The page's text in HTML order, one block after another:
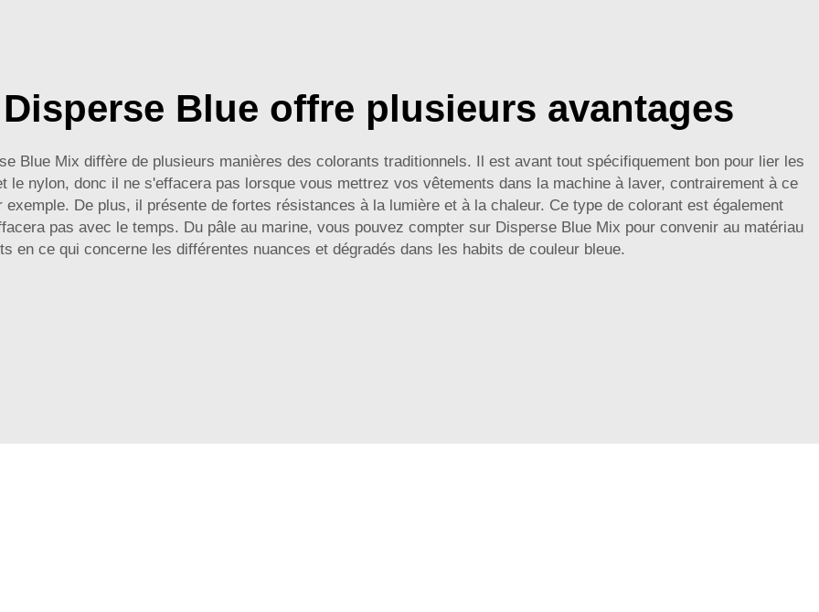
Blue offre plusieurs avantages
Blue Mix diffère de plusieurs manières des colorants traditionnels. Il est avant tout spécifiquement bon pour lier les
le nylon, donc il ne s'effacera pas lorsque vous mettrez vos vêtements dans la machine à laver, contrairement à ce
De plus, il présente de fortes résistances à la lumière et à la chaleur. Ce type de colorant est également
pas avec le temps. Du pâle au marine, vous pouvez compter sur Disperse Blue Mix pour convenir au matériau
en ce qui concerne les différentes nuances et dégradés dans les habits de couleur bleue.